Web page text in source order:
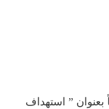
” استهداف